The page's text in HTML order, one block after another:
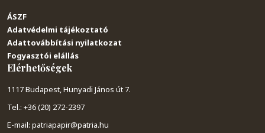
ÁSZF
Adatvédelmi tájékoztató
Adattovábbítási nyilatkozat
Fogyasztói elállás
Elérhetőségek
1117 Budapest, Hunyadi János út 7.
Tel.: +36 (20) 272-2397
E-mail: patriapapir@patria.hu